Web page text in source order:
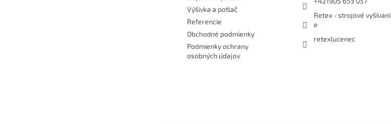
Výšivka a potlač
Referencie
Obchodné podmienky
Podmienky ochrany
osobných údajov
Retex - strojové vyšívani
e
retexlucenec